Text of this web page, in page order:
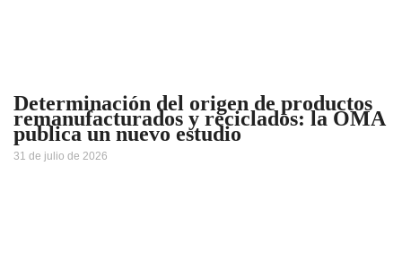
Determinación del origen de productos
remanufacturados y reciclados: la OMA
publica un nuevo estudio
31 de julio de 2026